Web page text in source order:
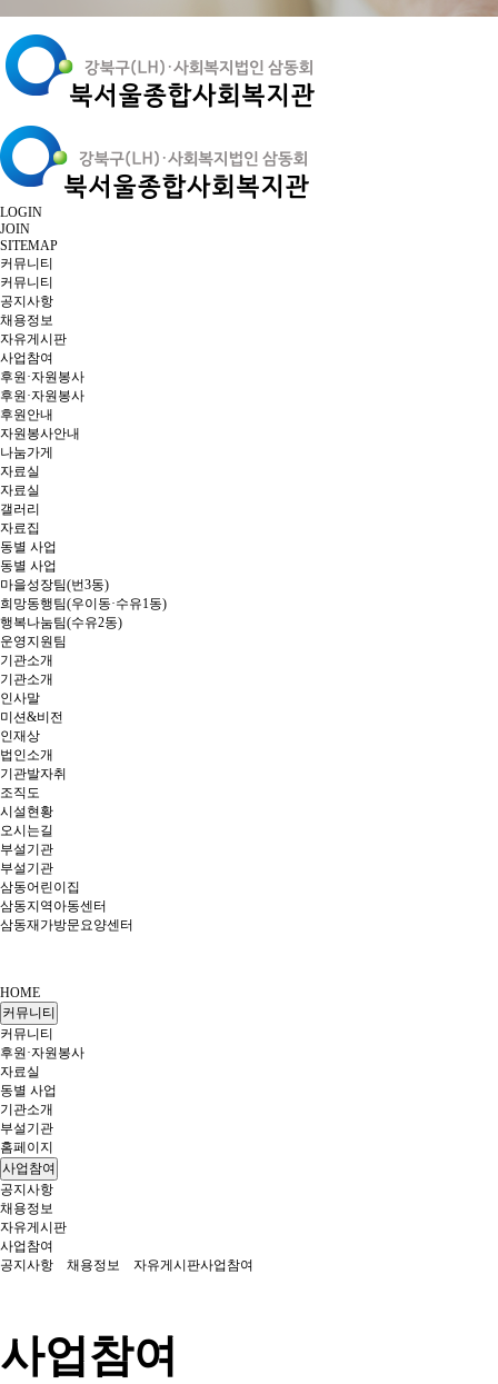
LOGIN
JOIN
SITEMAP
커뮤니티
커뮤니티
공지사항
채용정보
자유게시판
사업참여
후원·자원봉사
후원·자원봉사
후원안내
자원봉사안내
나눔가게
자료실
자료실
갤러리
자료집
동별 사업
동별 사업
마을성장팀(번3동)
희망동행팀(우이동·수유1동)
행복나눔팀(수유2동)
운영지원팀
기관소개
기관소개
인사말
미션&비전
인재상
법인소개
기관발자취
조직도
시설현황
오시는길
부설기관
부설기관
삼동어린이집
삼동지역아동센터
삼동재가방문요양센터
HOME
커뮤니티
커뮤니티
후원·자원봉사
자료실
동별 사업
기관소개
부설기관
홈페이지
사업참여
공지사항
채용정보
자유게시판
사업참여
공지사항
채용정보 자유게시판사업참여
사업참여